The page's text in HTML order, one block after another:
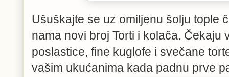
Ušuškajte se uz omiljenu šolju tople
nama novi broj Torti i kolača. Čekaju
poslastice, fine kuglofe i svečane
vašim ukućanima kada padnu prve